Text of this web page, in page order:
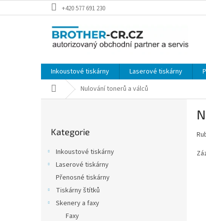
na
+420 577 691 230
Inkoustové tiskárny Laserové tiskárny
Domů Nulování tonerů a válců
kategorie
Kategorie
Inkoustové tiskárny
Laserové tiskárny
Přenosné tiskárny
Tiskárny štítků
Skenery a faxy
Faxy